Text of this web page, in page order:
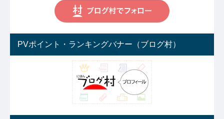
PVポイント・ランキングバナー（ブログ村）